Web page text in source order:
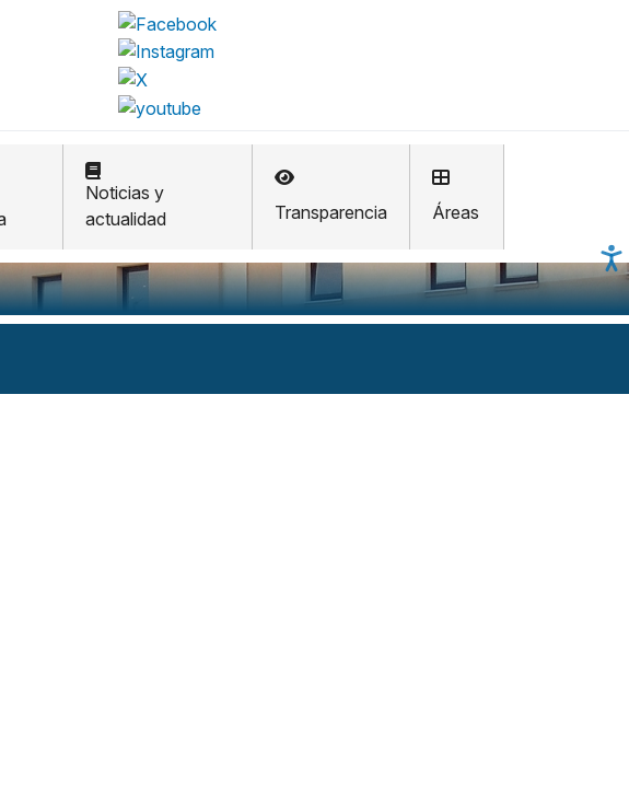
Noticias y
actualidad
Transparencia Áreas